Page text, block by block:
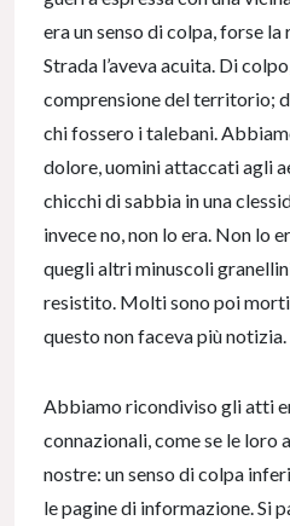
era un senso di colpa, forse
Strada l’aveva acuita. Di
comprensione del territorio;
chi fossero i talebani.
dolore, uomini attaccati agli
chicchi di sabbia in una
invece no, non lo era. Non lo
quegli altri minuscoli
resistito. Molti sono poi
questo non faceva più notizia.
Abbiamo ricondiviso gli atti
connazionali, come se le loro
nostre: un senso di colpa
le pagine di informazione. Si